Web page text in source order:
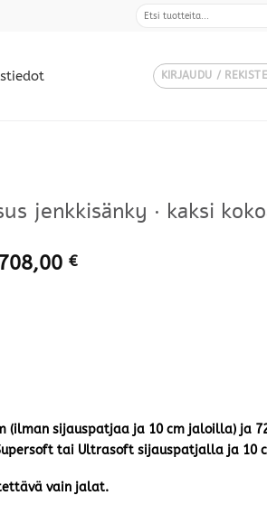
KIRJAUDU /
jenkkisänky · kaksi
€Hintaluokka:
(ilman sijauspatjaa ja 10 cm jaloilla) ja
tai Ultrasoft sijauspatjalla ja 10
vain jalat.